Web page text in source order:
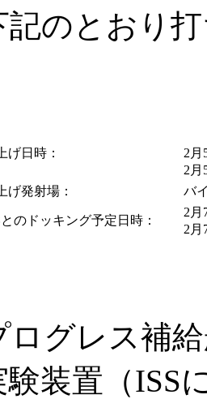
記のとおり
げ日時：
2
2
げ発射場：
バ
のドッキング予定日時：
2
2
グレス補給
装置（ISS